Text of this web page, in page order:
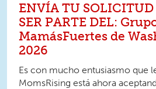
ENVÍA TU
SER PARTE DEL:
MamásFuertes de
2026
Es con mucho entusiasmo que
MomsRising está ahora